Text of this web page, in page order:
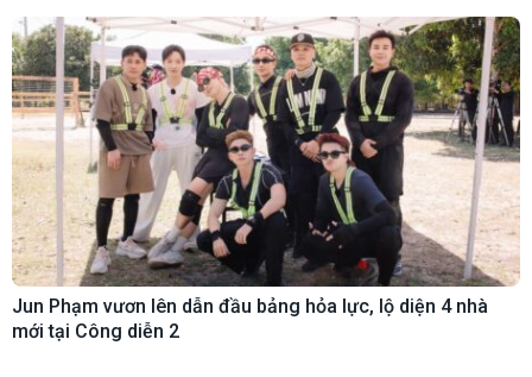
Jun Phạm vươn lên dẫn đầu bảng hỏa lực, lộ diện 4 nhà
mới tại Công diễn 2